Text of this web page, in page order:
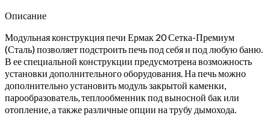
Описание
Модульная конструкция печи Ермак 20 Сетка-Премиум
(Сталь) позволяет подстроить печь под себя и под любую баню.
В ее специальной конструкции предусмотрена возможность
установки дополнительного оборудования. На печь можно
дополнительно установить модуль закрытой каменки,
парообразователь, теплообменник под выносной бак или
отопление, а также различные опции на трубу дымохода.